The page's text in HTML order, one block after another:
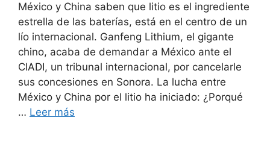
México y China saben que litio es el ingrediente
estrella de las baterías, está en el centro de un
lío internacional. Ganfeng Lithium, el gigante
chino, acaba de demandar a México ante el
CIADI, un tribunal internacional, por cancelarle
sus concesiones en Sonora. La lucha entre
México y China por el litio ha iniciado: ¿Porqué
… Leer más